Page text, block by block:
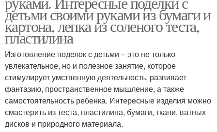
детьми своими руками из бумаги и
картона, лепка из соленого теста,
пластилина
Изготовление поделок с детьми – это не только
увлекательное, но и полезное занятие, которое
стимулирует умственную деятельность, развивает
фантазию, пространственное мышление, а также
самостоятельность ребенка. Интересные изделия можно
смастерить из теста, пластилина, бумаги, ткани, ватных
дисков и природного материала.